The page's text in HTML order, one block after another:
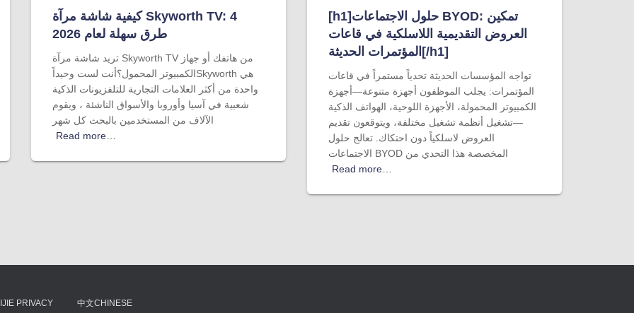
كيفية شاشة مرآة Skyworth TV: 4
طرق سهلة لعام 2026
تريد شاشة مرآة Skyworth TV من هاتفك أو جهاز
الكمبيوتر المحمول؟أنت لست وحيداًSkyworth هي
واحدة من أكثر العلامات التجارية للتلفزيونات الذكية
شعبية في آسيا وأوروبا والأسواق الناشئة ، ويقوم
الآلاف من المستخدمين بالبحث كل شهر
Read more…
[h1]حلول الاجتماعات BYOD: تمكين
العروض التقديمية اللاسلكية في قاعات
المؤتمرات الحديثة[/h1]
تواجه المؤسسات الحديثة تحدياً مستمراً في قاعات
المؤتمرات: يجلب الموظفون أجهزة متنوعة—أجهزة
الكمبيوتر المحمولة، الأجهزة اللوحية، الهواتف الذكية
—تشغيل أنظمة تشغيل مختلفة، ويتوقعون تقديم
العروض لاسلكياً دون احتكاك. تعالج حلول
الاجتماعات BYOD المخصصة هذا التحدي من
Read more…
PRIVACY 中文CHINESE